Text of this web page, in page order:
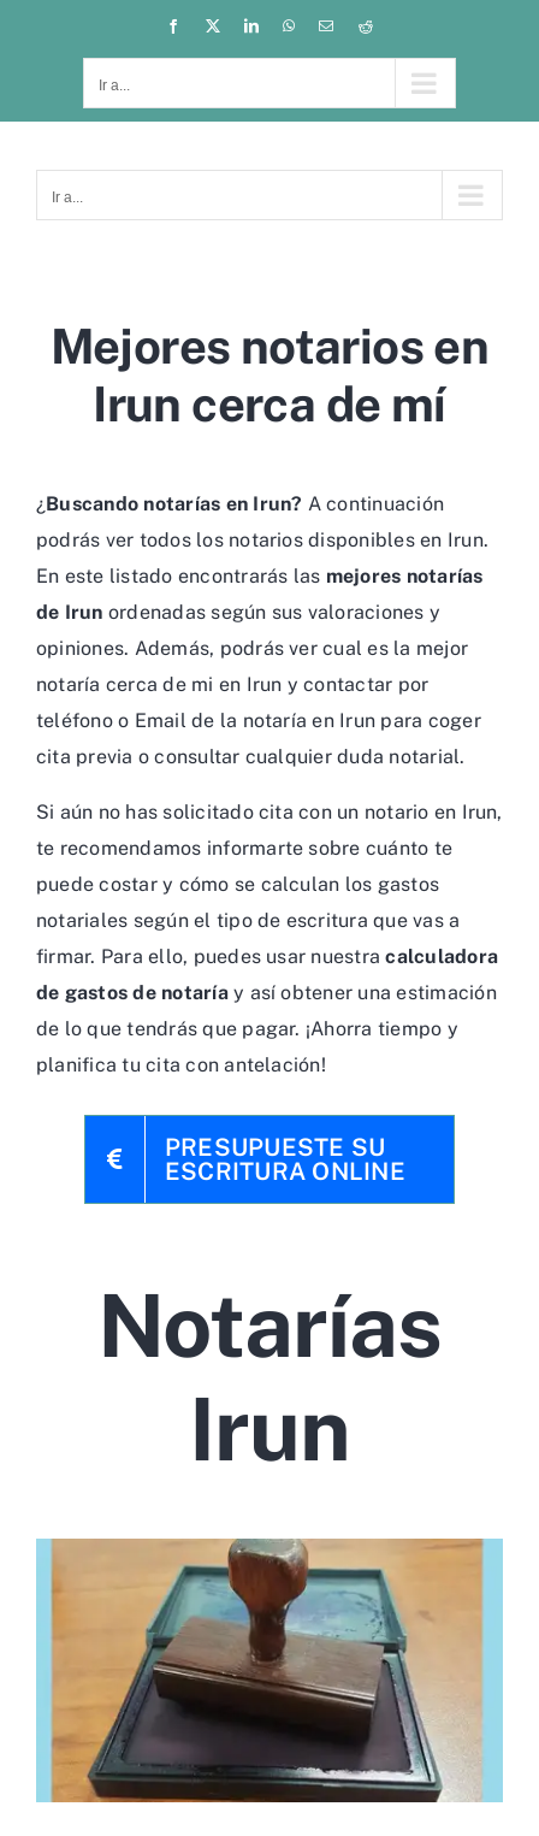
Facebook
X LinkedInWhatsAppCorreo
electrónico
Reddit
Ir a...
Ir a...
Mejores notarios en
Irun cerca de mí
¿Buscando notarías en Irun? A continuación
podrás ver todos los notarios disponibles en Irun.
En este listado encontrarás las mejores notarías
de Irun ordenadas según sus valoraciones y
opiniones. Además, podrás ver cual es la mejor
notaría cerca de mi en Irun y contactar por
teléfono o Email de la notaría en Irun para coger
cita previa o consultar cualquier duda notarial.
Si aún no has solicitado cita con un notario en Irun,
te recomendamos informarte sobre cuánto te
puede costar y cómo se calculan los gastos
notariales según el tipo de escritura que vas a
firmar. Para ello, puedes usar nuestracalculadora
de gastos de notaríay así obtener una estimación
de lo que tendrás que pagar. ¡Ahorra tiempo y
planifica tu cita con antelación!
PRESUPUESTE SU
ESCRITURA ONLINE
Notarías
Irun